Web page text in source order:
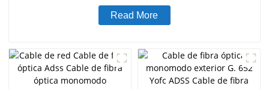
fibra de cable óptico,fibra óptica
Read More